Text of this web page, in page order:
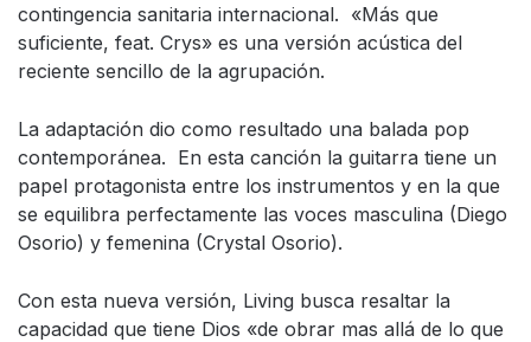
contingencia sanitaria internacional. «Más que
suficiente, feat. Crys» es una versión acústica del
reciente sencillo de la agrupación.
La adaptación dio como resultado una balada pop
contemporánea. En esta canción la guitarra tiene un
papel protagonista entre los instrumentos y en la que
se equilibra perfectamente las voces masculina (Diego
Osorio) y femenina (Crystal Osorio).
Con esta nueva versión, Living busca resaltar la
capacidad que tiene Dios «de obrar mas allá de lo que